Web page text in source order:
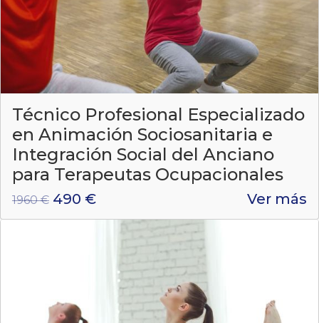
Técnico Profesional Especializado
en Animación Sociosanitaria e
Integración Social del Anciano
para Terapeutas Ocupacionales
1960 € 490 € Ver más